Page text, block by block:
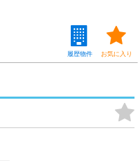
お気に入り
履歴物件